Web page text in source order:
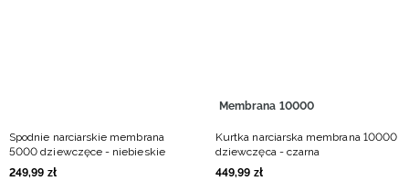
Spodnie narciarskie membrana
5000 dziewczęce - niebieskie
249,99 zł
Membrana 10000
Kurtka narciarska membrana 10000
dziewczęca - czarna
449,99 zł